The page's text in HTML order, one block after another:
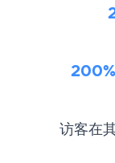
访客在